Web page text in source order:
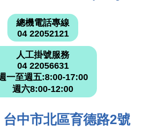
總機電話專線
04 22052121
人工掛號服務
04 22056631
一至週五:8:00-17:00
週六8:00-12:00
中市北區育德路2號